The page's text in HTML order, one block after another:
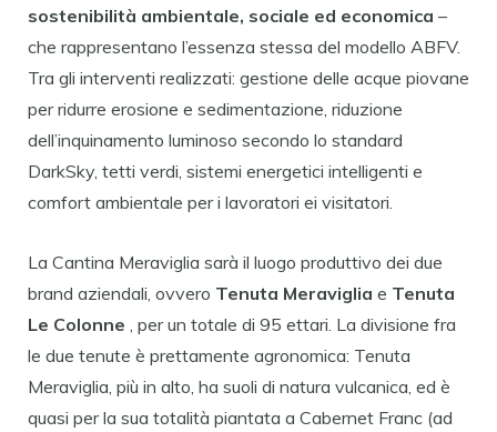
sostenibilità ambientale, sociale ed economica –
che rappresentano l’essenza stessa del modello ABFV.
Tra gli interventi realizzati: gestione delle acque piovane
per ridurre erosione e sedimentazione, riduzione
dell’inquinamento luminoso secondo lo standard
DarkSky, tetti verdi, sistemi energetici intelligenti e
comfort ambientale per i lavoratori ei visitatori.
La Cantina Meraviglia sarà il luogo produttivo dei due
brand aziendali, ovvero Tenuta Meraviglia e Tenuta
Le Colonne , per un totale di 95 ettari. La divisione fra
le due tenute è prettamente agronomica: Tenuta
Meraviglia, più in alto, ha suoli di natura vulcanica, ed è
quasi per la sua totalità piantata a Cabernet Franc (ad